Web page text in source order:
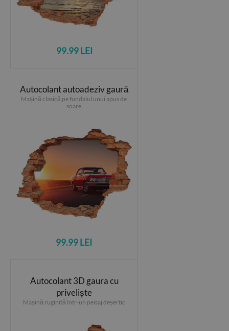
99.99 LEI
Autocolant autoadeziv gaură
Mașină clasică pe fundalul unui apus de
soare
99.99 LEI
Autocolant 3D gaura cu
priveliște
Mașină ruginită într-un peisaj deșertic